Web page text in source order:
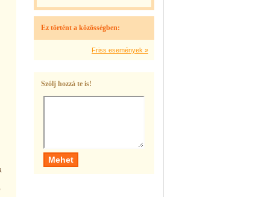
Ez történt a közösségben:
Friss események »
Szólj hozzá te is!